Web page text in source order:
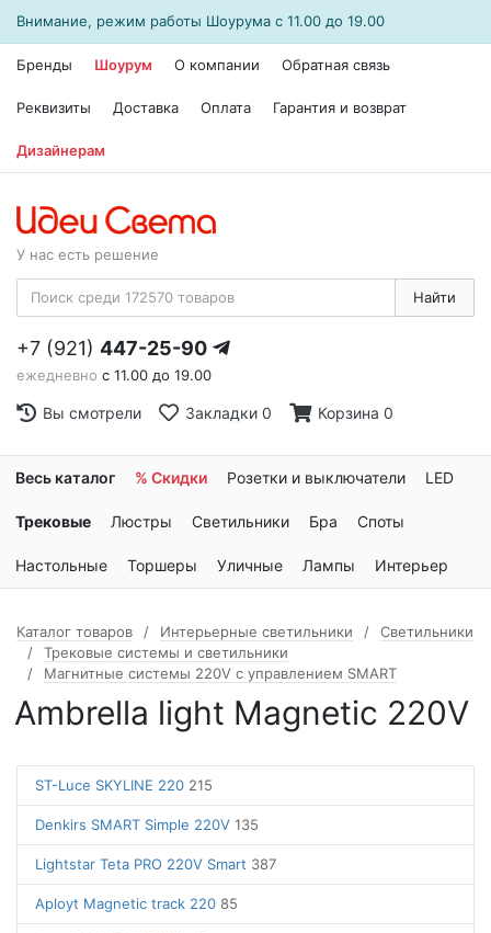
Внимание, режим работы Шоурума с 11.00 до 19.00
Бренды Шоурум О компании Обратная связь
Реквизиты Доставка Оплата Гарантия и возврат
Дизайнерам
У нас есть решение
Найти
+7 (921) 447-25-90
ежедневно с 11.00 до 19.00
Вы смотрели Закладки 0 Корзина 0
Весь каталог % Скидки Розетки и выключатели LED
Трековые Люстры Светильники Бра Споты
Настольные Торшеры Уличные Лампы Интерьер
Каталог товаров Интерьерные светильники
Светильники
Трековые системы и светильники
Магнитные системы 220V с управлением SMART
Ambrella light Magnetic 220V
ST-Luce SKYLINE 220 215
Denkirs SMART Simple 220V 135
Lightstar Teta PRO 220V Smart 387
Aployt Magnetic track 220 85